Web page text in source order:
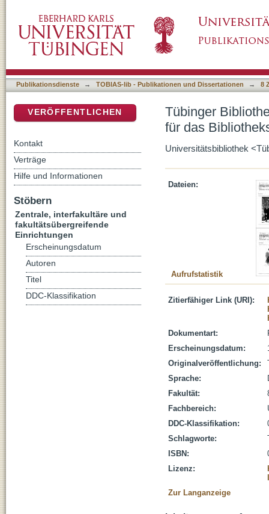
Universität Tübingen
Publikationsdienste → TOBIAS-lib - Publikationen und Dissertationen → 8
Tübinger
für das
Universitätsbibliothek
Dateien:
Aufrufstatistik
Zitierfähiger Link (URI):
Dokumentart:
Erscheinungsdatum:
Originalveröffentlichung:
Sprache:
Fakultät:
Fachbereich:
DDC-Klassifikation:
Schlagworte:
ISBN:
Lizenz:
Zur Langanzeige
VERÖFFENTLICHEN
Kontakt
Verträge
Hilfe und Informationen
Stöbern
Zentrale, interfakultäre und
fakultätsübergreifende
Einrichtungen
Erscheinungsdatum
Autoren
Titel
DDC-Klassifikation